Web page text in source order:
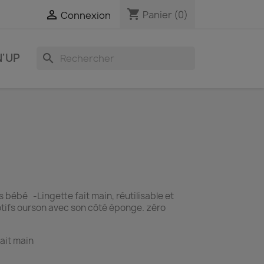
 Connexion shopping_cart Panier (0)
search
bébé -Lingette fait main, réutilisable et
ourson avec son côté éponge. zéro
main